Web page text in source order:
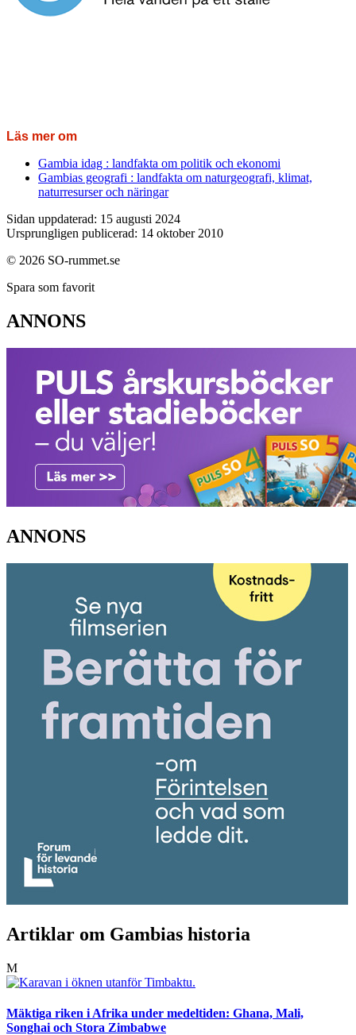
Läs mer om
Gambia idag : landfakta om politik och ekonomi
Gambias geografi : landfakta om naturgeografi, klimat,
naturresurser och näringar
Sidan uppdaterad: 15 augusti 2024
Ursprungligen publicerad: 14 oktober 2010
© 2026 SO-rummet.se
Spara som favorit
ANNONS
ANNONS
Artiklar om Gambias historia
M
Mäktiga riken i Afrika under medeltiden: Ghana, Mali,
Songhai och Stora Zimbabwe